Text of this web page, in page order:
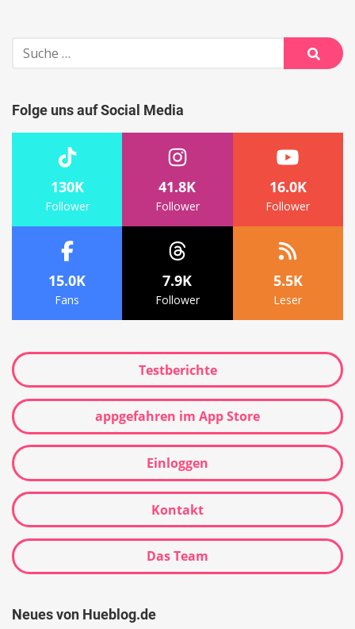
Suche
nach:
Suche
Folge uns auf Social Media
130K
Follower
41.8K
Follower
16.0K
Follower
15.0K
Fans
7.9K
Follower
5.5K
Leser
Testberichte
appgefahren im App Store
Einloggen
Kontakt
Das Team
Neues von Hueblog.de